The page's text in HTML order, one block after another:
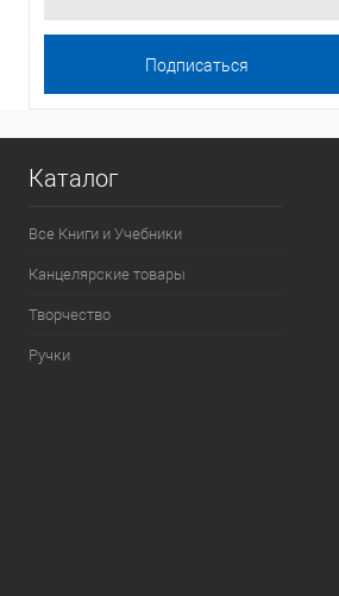
Каталог
Все Книги и Учебники
Канцелярские товары
Творчество
Ручки